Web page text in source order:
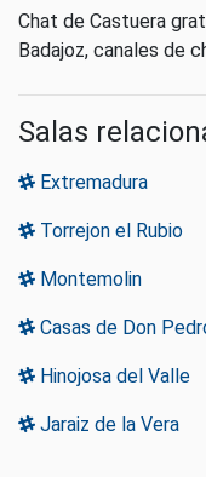
Chat de Castuera
Badajoz, canales de
Salas
Extremadura
Torrejon el Rubio
Montemolin
Casas de Don
Hinojosa del Valle
Jaraiz de la Vera